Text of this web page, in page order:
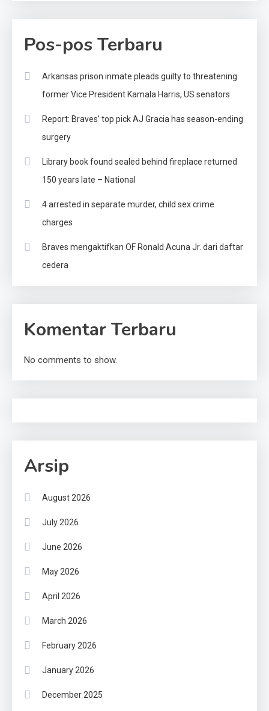
Pos-pos Terbaru
Arkansas prison inmate pleads guilty to threatening
former Vice President Kamala Harris, US senators
Report: Braves’ top pick AJ Gracia has season-ending
surgery
Library book found sealed behind fireplace returned
150 years late – National
4 arrested in separate murder, child sex crime
charges
Braves mengaktifkan OF Ronald Acuna Jr. dari daftar
cedera
Komentar Terbaru
No comments to show.
Arsip
August 2026
July 2026
June 2026
May 2026
April 2026
March 2026
February 2026
January 2026
December 2025